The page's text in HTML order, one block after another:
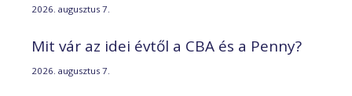
2026. augusztus 7.
Mit vár az idei évtől a CBA és a Penny?
2026. augusztus 7.